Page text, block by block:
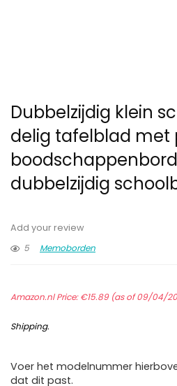
Dubbelzijdig klein
delig tafelblad met
dubbelzijdig
Add your review
5
Memoborden
Amazon.nl Price:€15.89(as of 09/04/
Shipping.
Voer het modelnummer
dat dit past.